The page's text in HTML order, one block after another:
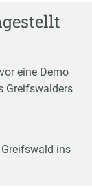
eine Demo
Greifswalders
ins